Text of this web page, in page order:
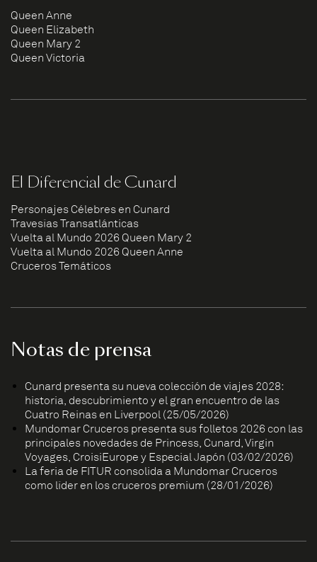
Queen Anne
Queen Elizabeth
Queen Mary 2
Queen Victoria
El Diferencial de Cunard
Personajes Célebres en Cunard
Travesías Transatlánticas
Vuelta al Mundo 2026 Queen Mary 2
Vuelta al Mundo 2026 Queen Anne
Cruceros Temáticos
Notas de prensa
Cunard presenta su nueva colección de viajes 2028:
historia, descubrimiento y el gran encuentro de las
Cuatro Reinas en Liverpool (25/05/2026)
Mundomar Cruceros presenta sus folletos 2026 con las
principales novedades de Princess, Cunard, Virgin
Voyages, CroisiEurope y Especial Japón (03/02/2026)
La feria de FITUR consolida a Mundomar Cruceros
como líder en los cruceros premium (28/01/2026)